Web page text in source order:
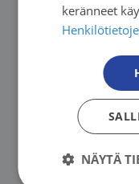
13.08. - 10.12.2026.
Etelä-Suomen
Vertaisryhmä
syöpää
keränneet
NÄYTÄ